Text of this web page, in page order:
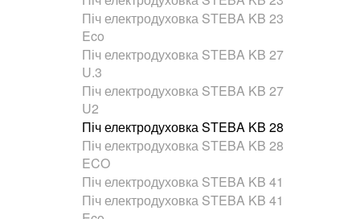
Піч електродуховка STEBA KB 23
Eco
Піч електродуховка STEBA KB 27
U.3
Піч електродуховка STEBA KB 27
U2
Піч електродуховка STEBA KB 28
Піч електродуховка STEBA KB 28
ECO
Піч електродуховка STEBA KB 41
Піч електродуховка STEBA KB 41